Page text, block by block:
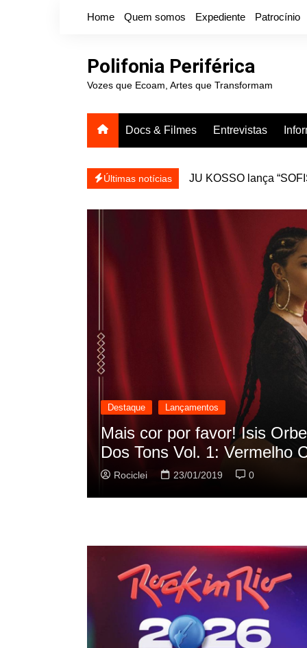
Home Quem somos Expediente Patrocínio
Polifonia Periférica
Vozes que Ecoam, Artes que Transformam
Docs & Filmes Entrevistas
Últimas notícias
JU KOSSO lança
Projota relança a
Destaque Lançamentos
Rashid vai buscar nos HQs
sua nova música
Rociclei 22/01/2019 0